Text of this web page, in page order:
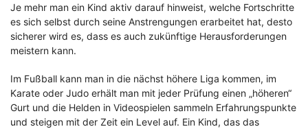
Je mehr man ein Kind aktiv darauf hinweist, welche Fortschritte
es sich selbst durch seine Anstrengungen erarbeitet hat, desto
sicherer wird es, dass es auch zukünftige Herausforderungen
meistern kann.
Im Fußball kann man in die nächst höhere Liga kommen, im
Karate oder Judo erhält man mit jeder Prüfung einen „höheren“
Gurt und die Helden in Videospielen sammeln Erfahrungspunkte
und steigen mit der Zeit ein Level auf. Ein Kind, das das